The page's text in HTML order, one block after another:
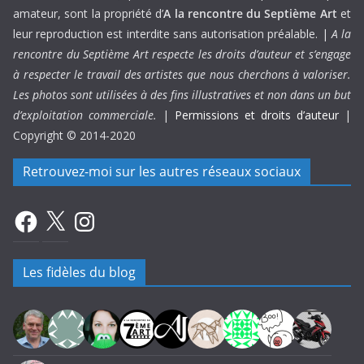
amateur, sont la propriété d’A la rencontre du Septième Art et
leur reproduction est interdite sans autorisation préalable. |A la
rencontre du Septième Art respecte les droits d’auteur et s’engage
à respecter le travail des artistes que nous cherchons à valoriser.
Les photos sont utilisées à des fins illustratives et non dans un but
d’exploitation commerciale.
| Permissions et droits d’auteur |
Copyright © 2014-2020
Retrouvez-moi sur les autres réseaux sociaux
Facebook
X Instagram
Les fidèles du blog